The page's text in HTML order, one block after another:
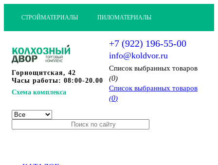
СТРОЙМАТЕРИАЛЫ ПИЛОМАТЕРИАЛЫ
Горнощитская, 42
Часы работы: 08:00-20.00
Схема комплекса
+7 (922) 196-55-00
info@koldvor.ru
Cписок выбранных товаров
(0)
Cписок выбранных товаров
(0)